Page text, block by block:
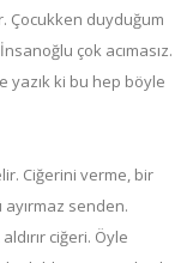
Çocukken duyduğum
çok acımasız.
yazık ki bu hep böyle
Ciğerini verme, bir
ayırmaz senden.
ciğeri. Öyle